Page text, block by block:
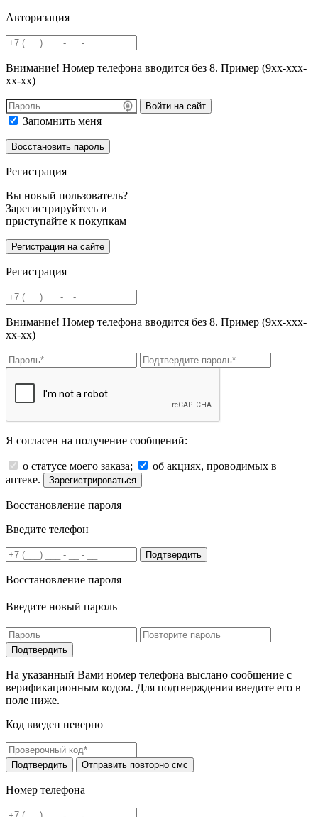
Авторизация
Внимание! Номер телефона вводится без 8. Пример (9хх-ххх-
хх-хх)
Войти на сайт
Запомнить меня
Регистрация
Вы новый пользователь?
Зарегистрируйтесь и
приступайте к покупкам
Регистрация
Внимание! Номер телефона вводится без 8. Пример (9хх-ххх-
хх-хх)
Я согласен на получение сообщений:
о статусе моего заказа;
об акциях, проводимых в
аптеке.
Зарегистрироваться
Восстановление пароля
Введите телефон
Подтвердить
Восстановление пароля
Введите новый пароль
На указанный Вами номер телефона выслано сообщение с
верификационным кодом. Для подтверждения введите его в
поле ниже.
Код введен неверно
Номер телефона